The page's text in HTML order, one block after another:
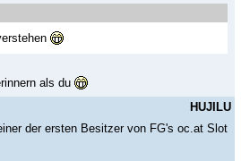
als du
HUJILU
der ersten Besitzer von FG's oc.at Slot